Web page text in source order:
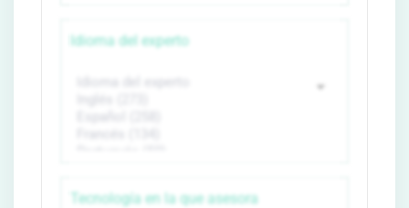
Idioma del experto
Tecnología en la que asesora